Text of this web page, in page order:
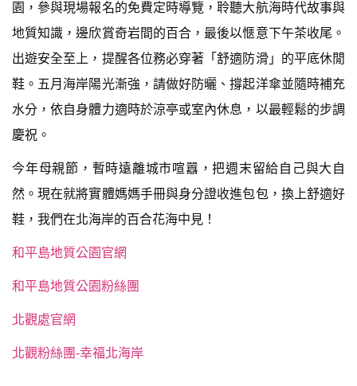
園，參與現場報名的免費定時導覽，聆聽大航海時代故事與
地質知識，邊欣賞奇岩間的百合，最後以愜意下午茶收尾。
出遊安全至上，提醒各位務必穿著「舒適防滑」的平底休閒
鞋。五月海岸陽光漸強，請做好防曬、撐起洋傘並隨時補充
水分，依自身體力適時於涼亭或室內休息，以最輕鬆的步調
慶祝。
今年母親節，暫時遠離城市喧囂，把週末留給自己與大自
然。現在就將實體媽媽手冊與身分證收進包包，換上舒適好
鞋，我們在北海岸的百合花海中見！
和平島地質公園官網
和平島地質公園粉絲團
北觀處官網
北觀粉絲團-幸福北海岸